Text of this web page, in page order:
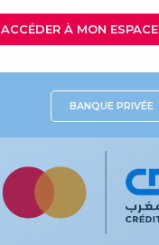
ACCÉDER À MON ESPACE
BANQUE PRIVÉE